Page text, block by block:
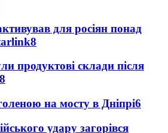
для росіян понад
8
продуктові склади після
8
на мосту в Дніпрі6
удару загорівся